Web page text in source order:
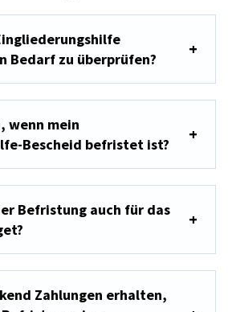
Bedarf zu überprüfen?
wenn mein
Bescheid befristet ist?
Befristung auch für das
Zahlungen erhalten,